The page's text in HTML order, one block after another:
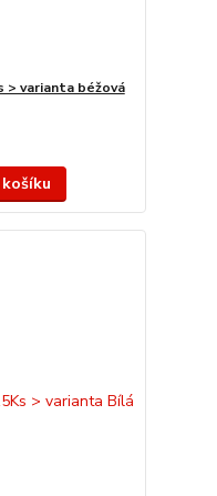
varianta béžová